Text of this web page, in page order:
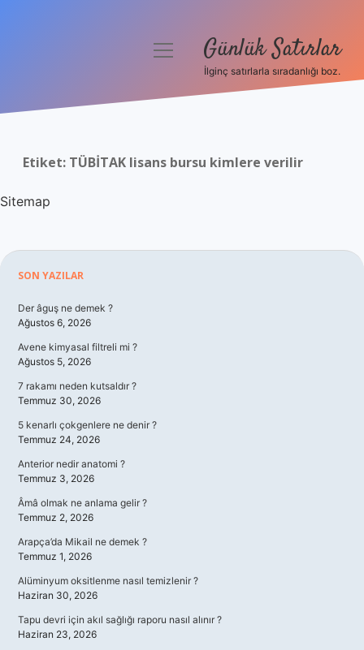
Hakkımızda
menüyü Günlük Satırlar
İlginç satırlarla sıradanlığı boz.
Etiket: TÜBİTAK lisans bursu kimlere verilir
Sitemap
Sidebar
SON YAZILAR
Der âguş ne demek ?
Ağustos 6, 2026
Avene kimyasal filtreli mi ?
Ağustos 5, 2026
7 rakamı neden kutsaldır ?
Temmuz 30, 2026
5 kenarlı çokgenlere ne denir ?
Temmuz 24, 2026
Anterior nedir anatomi ?
Temmuz 3, 2026
Âmâ olmak ne anlama gelir ?
Temmuz 2, 2026
Arapça’da Mikail ne demek ?
Temmuz 1, 2026
Alüminyum oksitlenme nasıl temizlenir ?
Haziran 30, 2026
Tapu devri için akıl sağlığı raporu nasıl alınır ?
Haziran 23, 2026